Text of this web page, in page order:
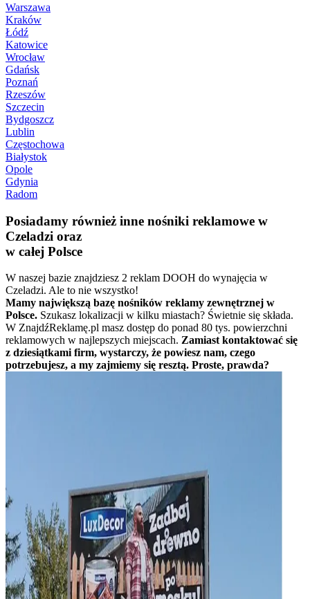
Warszawa
Kraków
Łódź
Katowice
Wrocław
Gdańsk
Poznań
Rzeszów
Szczecin
Bydgoszcz
Lublin
Częstochowa
Białystok
Opole
Gdynia
Radom
Posiadamy również inne nośniki reklamowe w
Czeladzi oraz
w całej Polsce
W naszej bazie znajdziesz 2 reklam DOOH do wynajęcia w
Czeladzi. Ale to nie wszystko!
Mamy największą bazę nośników reklamy zewnętrznej w
Polsce. Szukasz lokalizacji w kilku miastach? Świetnie się składa.
W ZnajdźReklamę.pl masz dostęp do ponad 80 tys. powierzchni
reklamowych w najlepszych miejscach. Zamiast kontaktować się
z dziesiątkami firm, wystarczy, że powiesz nam, czego
potrzebujesz, a my zajmiemy się resztą. Proste, prawda?